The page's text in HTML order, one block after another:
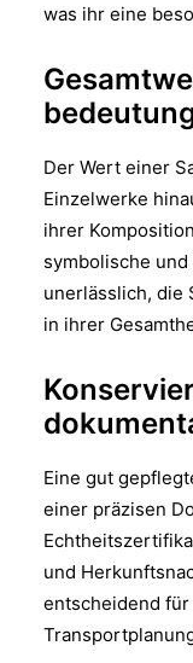
was ihr eine
Der Wert einer
Einzelwerke
ihrer
symbolische
unerlässlich, die
in ihrer
Eine gut
einer präzisen
und
entscheidend